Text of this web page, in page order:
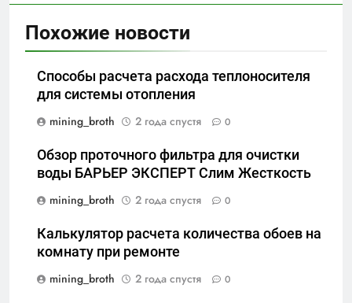
Похожие новости
Способы расчета расхода теплоносителя
для системы отопления
mining_broth
2 года спустя 0
Обзор проточного фильтра для очистки
воды БАРЬЕР ЭКСПЕРТ Слим Жесткость
mining_broth
2 года спустя 0
Калькулятор расчета количества обоев на
комнату при ремонте
mining_broth
2 года спустя 0